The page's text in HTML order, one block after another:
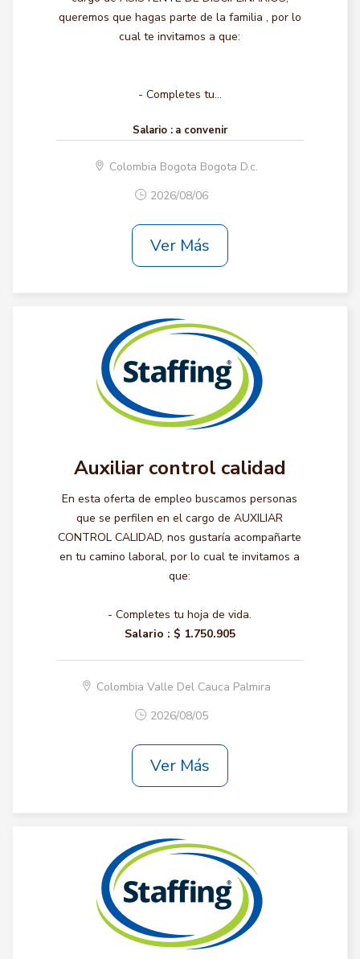
queremos que hagas parte de la familia , por lo
cual te invitamos a que:
- Completes tu...
Salario : a convenir
Colombia Bogota Bogota D.c.
2026/08/06
Ver Más
Auxiliar control calidad
En esta oferta de empleo buscamos personas
que se perfilen en el cargo de AUXILIAR
CONTROL CALIDAD, nos gustaría acompañarte
en tu camino laboral, por lo cual te invitamos a
que:
- Completes tu hoja de vida.
Salario : $ 1.750.905
Colombia Valle Del Cauca Palmira
2026/08/05
Ver Más